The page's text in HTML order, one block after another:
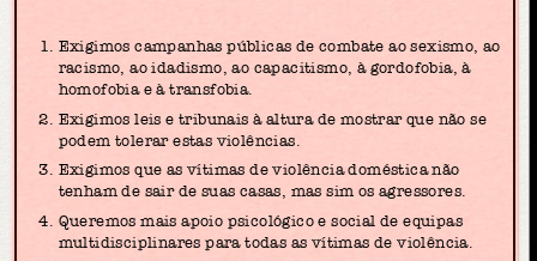
Exigimos campanhas públicas de combate ao sexismo, ao
racismo, ao idadismo, ao capacitismo, à gordofobia, à
homofobia e à transfobia.
Exigimos leis e tribunais à altura de mostrar que não se
podem tolerar estas violências.
Exigimos que as vítimas de violência doméstica não
tenham de sair de suas casas, mas sim os agressores.
Queremos mais apoio psicológico e social de equipas
multidisciplinares para todas as vítimas de violência.